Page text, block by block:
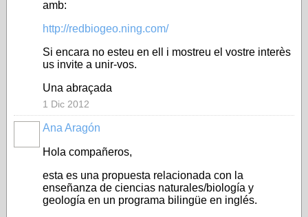
amb:
http://redbiogeo.ning.com/
Si encara no esteu en ell i mostreu el vostre interès
us invite a unir-vos.
Una abraçada
1 Dic 2012
Ana Aragón
Hola compañeros,
esta es una propuesta relacionada con la
enseñanza de ciencias naturales/biología y
geología en un programa bilingüe en inglés.